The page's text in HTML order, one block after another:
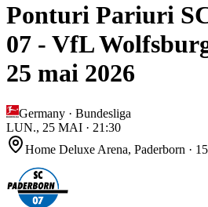
Ponturi Pariuri
07 - VfL
25 mai 2026
Germany · Bundesliga
LUN., 25 MAI · 21:30
Home Deluxe Arena, Paderborn ·